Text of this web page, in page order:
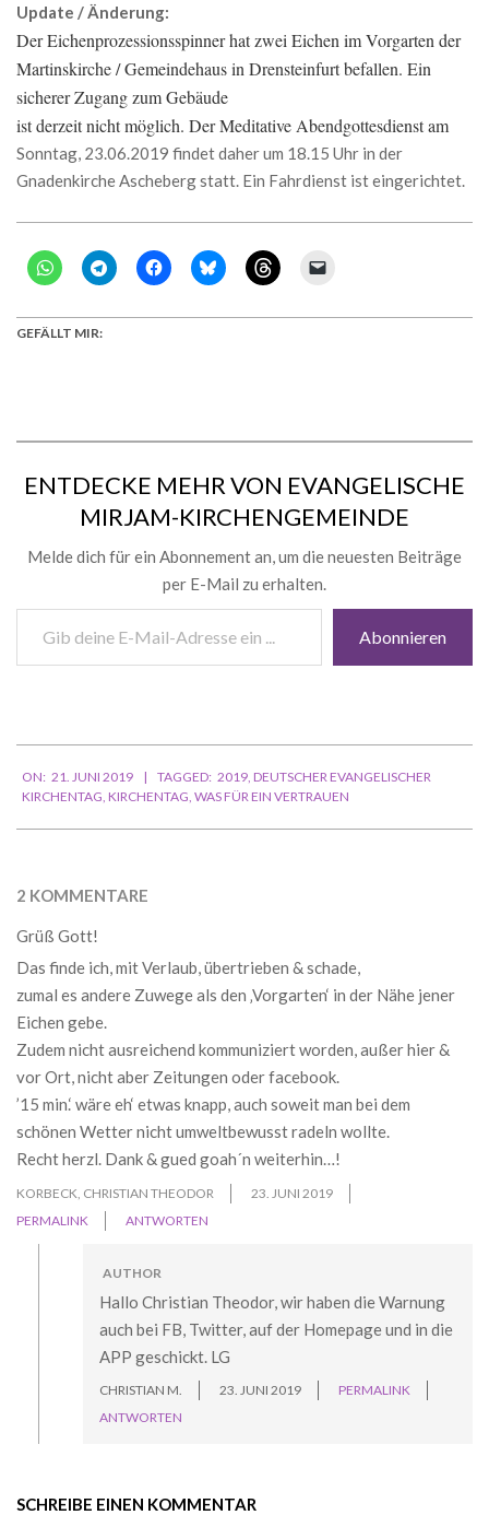
Update / Änderung:
Der Eichenprozessionsspinner hat zwei Eichen im Vorgarten der
Martinskirche / Gemeindehaus in Drensteinfurt befallen. Ein
sicherer Zugang zum Gebäude
ist derzeit nicht möglich. Der Meditative Abendgottesdienst am
Sonntag, 23.06.2019 findet daher um 18.15 Uhr in der
Gnadenkirche Ascheberg statt. Ein Fahrdienst ist eingerichtet.
GEFÄLLT MIR:
ENTDECKE MEHR VON EVANGELISCHE
MIRJAM-KIRCHENGEMEINDE
Melde dich für ein Abonnement an, um die neuesten Beiträge
per E-Mail zu erhalten.
deine
E-
Abonnieren
06-
ON: 21. JUNI 2019 TAGGED: 2019 DEUTSCHER EVANGELISCHER
KIRCHENTAG KIRCHENTAG WAS FÜR EIN VERTRAUEN
2 KOMMENTARE
Grüß Gott!
Das finde ich, mit Verlaub, übertrieben & schade,
zumal es andere Zuwege als den ‚Vorgarten‘ in der Nähe jener
Eichen gebe.
Zudem nicht ausreichend kommuniziert worden, außer hier &
vor Ort, nicht aber Zeitungen oder facebook.
’15 min.‘ wäre eh‘ etwas knapp, auch soweit man bei dem
schönen Wetter nicht umweltbewusst radeln wollte.
Recht herzl. Dank & gued goah´n weiterhin…!
KORBECK, CHRISTIAN THEODOR
23. JUNI 2019
PERMALINK
ANTWORTEN
AUTHOR
Hallo Christian Theodor, wir haben die Warnung
auch bei FB, Twitter, auf der Homepage und in die
APP geschickt. LG
CHRISTIAN M. 23. JUNI 2019
PERMALINK
ANTWORTEN
SCHREIBE EINEN KOMMENTAR